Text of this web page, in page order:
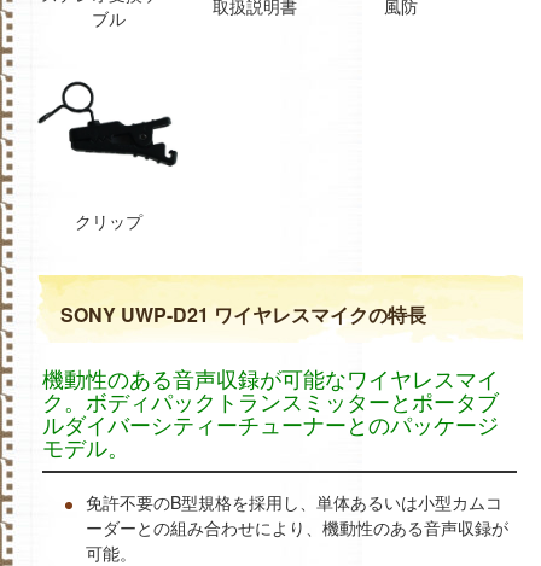
ブル
取扱説明書 風防
クリップ
SONY UWP-D21 ワイヤレスマイクの特長
機動性のある音声収録が可能なワイヤレスマイ
ク。ボディパックトランスミッターとポータブ
ルダイバーシティーチューナーとのパッケージ
モデル。
免許不要のB型規格を採用し、単体あるいは小型カムコ
ーダーとの組み合わせにより、機動性のある音声収録が
可能。